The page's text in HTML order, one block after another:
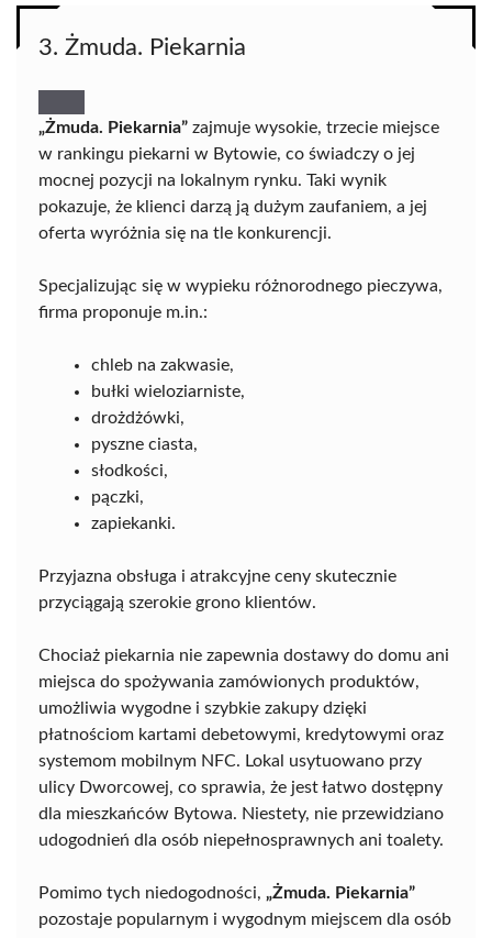
3. Żmuda. Piekarnia
„Żmuda. Piekarnia” zajmuje wysokie, trzecie miejsce
w rankingu piekarni w Bytowie, co świadczy o jej
mocnej pozycji na lokalnym rynku. Taki wynik
pokazuje, że klienci darzą ją dużym zaufaniem, a jej
oferta wyróżnia się na tle konkurencji.
Specjalizując się w wypieku różnorodnego pieczywa,
firma proponuje m.in.:
chleb na zakwasie,
bułki wieloziarniste,
drożdżówki,
pyszne ciasta,
słodkości,
pączki,
zapiekanki.
Przyjazna obsługa i atrakcyjne ceny skutecznie
przyciągają szerokie grono klientów.
Chociaż piekarnia nie zapewnia dostawy do domu ani
miejsca do spożywania zamówionych produktów,
umożliwia wygodne i szybkie zakupy dzięki
płatnościom kartami debetowymi, kredytowymi oraz
systemom mobilnym NFC. Lokal usytuowano przy
ulicy Dworcowej, co sprawia, że jest łatwo dostępny
dla mieszkańców Bytowa. Niestety, nie przewidziano
udogodnień dla osób niepełnosprawnych ani toalety.
Pomimo tych niedogodności, „Żmuda. Piekarnia”
pozostaje popularnym i wygodnym miejscem dla osób